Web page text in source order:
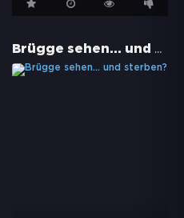
Brügge sehen... und sterben?